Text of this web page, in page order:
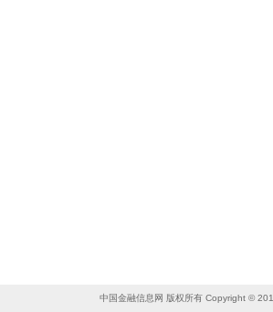
中国金融信息网 版权所有 Copyright ©